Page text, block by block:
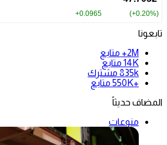
تابعونا
2M+
متابع
14K متابع
835k مشترك
+550K
متابع
المضاف حديثاً
منوعات